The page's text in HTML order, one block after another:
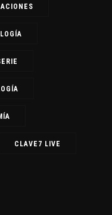
CLAVE7 LIVE